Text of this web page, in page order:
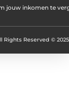
jouw inkomen te
Rights Reserved © 2025